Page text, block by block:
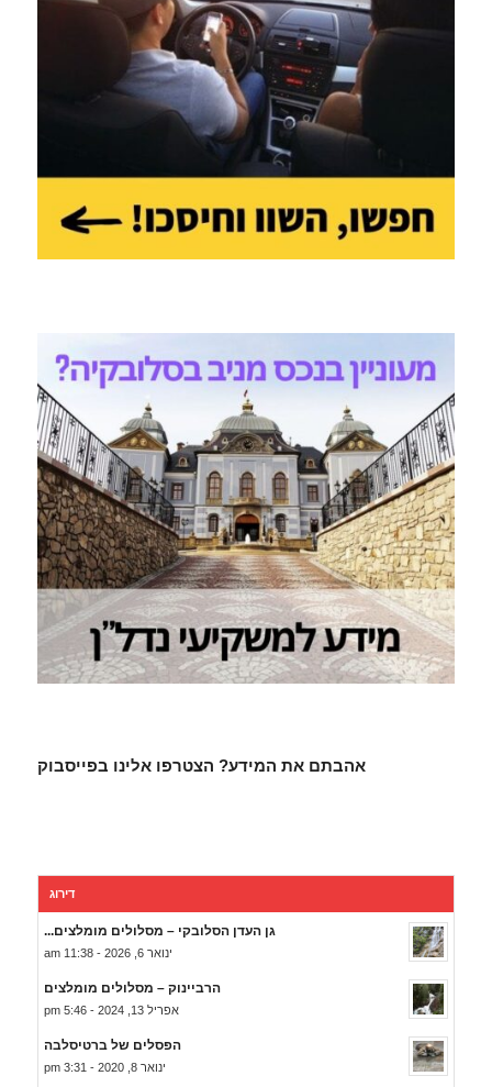
אהבתם את המידע? הצטרפו אלינו בפייסבוק
דירוג
גן העדן הסלובקי – מסלולים מומלצים...
ינואר 6, 2026 - 11:38 am
הרביינוק – מסלולים מומלצים
אפריל 13, 2024 - 5:46 pm
הפסלים של ברטיסלבה
ינואר 8, 2020 - 3:31 pm